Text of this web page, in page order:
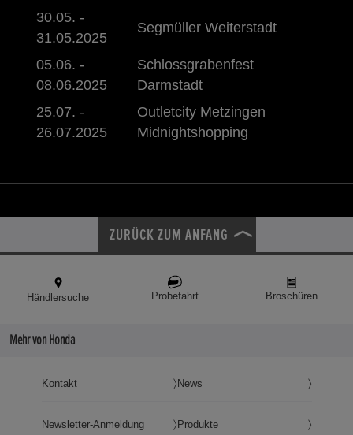
30.05. -
31.05.2025
Segmüller Weiterstadt
05.06. -
08.06.2025
Schlossgrabenfest
Darmstadt
25.07. -
26.07.2025
Outletcity Metzingen
Midnightshopping
ZURÜCK ZUM ANFANG
Händlersuche Probefahrt Broschüren
Mehr von Honda
Kontakt
Newsletter-Anmeldung
News
Produkte